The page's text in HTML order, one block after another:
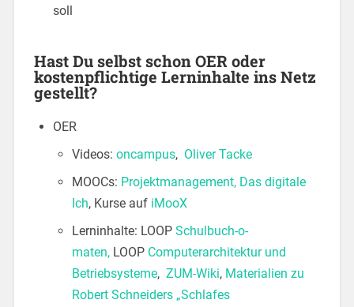
soll
Hast Du selbst schon OER oder
kostenpflichtige Lerninhalte ins Netz
gestellt?
OER
Videos: oncampus, Oliver Tacke
MOOCs: Projektmanagement, Das digitale
Ich, Kurse auf iMooX
Lerninhalte: LOOP Schulbuch-o-
maten,LOOP Computerarchitektur und
Betriebsysteme, ZUM-Wiki, Materialien zu
Robert Schneiders „Schlafes